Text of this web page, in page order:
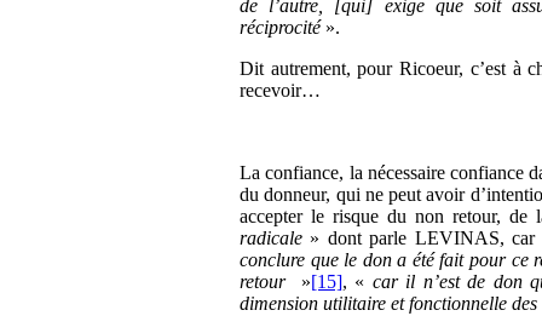
de l’autre, [qui] exige que soit
réciprocité».
Dit autrement, pour Ricoeur, c’est à
recevoir…
La confiance, la nécessaire confiance
du donneur, qui ne peut avoir
accepter le risque du non retour,
radicale » dont parle LEVINAS,
conclure que le don a été fait pour
retour
»[15], « car il n’est de don
dimension utilitaire et fonctionnelle des